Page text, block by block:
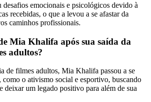
emocionais e psicológicos devido à
recebidas, o que a levou a se afastar da
caminhos profissionais.
Mia Khalifa após sua saída da
adultos?
de filmes adultos, Mia Khalifa passou a se
como o ativismo social e esportivo, buscando
deixar um legado positivo para além de sua